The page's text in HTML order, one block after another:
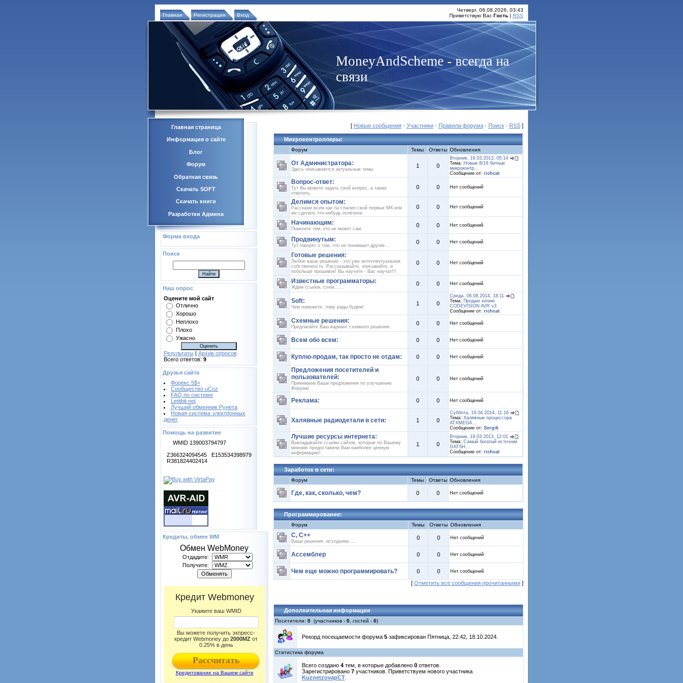
Главная Регистрация Вход
Четверг, 06.08.2026, 03:43
Приветствую Вас Гость| RSS
MoneyAndScheme - всегда на
связи
Главная страница
Информация о сайте
Блог
Форум
Обратная связь
Скачать SOFT
Скачать книги
Разработки Админа
Форма входа
Поиск
Наш опрос
Оцените мой сайт
Отлично
Хорошо
Неплохо
Плохо
Ужасно
Результаты| Архив опросов
Всего ответов: 9
Друзья сайта
Форекс 5$+
Сообщество uCoz
FAQ по системе
Letitbit.net
Лучший обменник Рунета
Новая cистема электронных
денег
Помощь на развитие
WMID 139003794797
Z366324094545 E153534398979
R381824402414
Кредиты, обмен WM
Обмен WebMoney
Отдадите:
Получите:
[ Новые сообщения· Участники· Правила форума· Поиск· RSS]
Микроконтроллеры:
Форум Темы Ответы Обновления
От Администратора:
Здесь описываются актуальные темы
1 0
Вторник, 19.03.2013, 05:14
Тема: Новые 8/16 битные
микроконтр...
Сообщение от: richcat
Вопрос-ответ:
Тут Вы можете задать свой вопрос, а также
ответить.
0 0 Нет сообщений
Делимся опытом:
Расскажи всем как ты спалил свой первых МК или
же сделать что-нибудь полезное.
0 0 Нет сообщений
Начинающим:
Помогите тем, кто не может сам.
0 0 Нет сообщений
Продвинутым:
Тут говорят о том, что не понимают другие...
0 0 Нет сообщений
Готовые решения:
Любое ваше решение - это уже интеллектуальная
собственность. Рассказывайте, описывайте, и
побольше прошивок! Вы научите - Вас научат!!!
0 0 Нет сообщений
Известные программаторы:
Ждем ссылок, схем......
0 0 Нет сообщений
Soft:
Чем поможете, тому рады будем!
1 0
Среда, 06.08.2014, 18:11
Тема: Продаю копию
CODEVISION AVR v3
Сообщение от: richcat
Схемные решения:
Предлагайте Ваш вариант схемного решения.
0 0 Нет сообщений
Всем обо всем: 0 0 Нет сообщений
Куплю-продам, так просто не отдам: 0 0 Нет сообщений
Предложения посетителей и
пользователей:
Принимаем Ваши предложения по улучшению
Форума!
0 0 Нет сообщений
Реклама: 0 0 Нет сообщений
Халявные радиодетали в сети: 1 0
Суббота, 19.04.2014, 11:16
Тема: Халявные процессора
ATXMEGA ...
Сообщение от: Sergik
Лучшие ресурсы интернета:
Выкладывайте ссылки сайтов, которые по Вашему
мнению предоставили Вам наиболее ценную
информацию!
1 0
Вторник, 19.03.2013, 12:01
Тема: Самый богатый источник
DATSH...
Сообщение от: richcat
Заработок в сети:
Форум Темы Ответы Обновления
Где, как, сколько, чем? 0 0 Нет сообщений
Программирование:
Форум Темы Ответы Обновления
С, С++
Ваши решения, исходники.....
0 0 Нет сообщений
Ассемблер 0 0 Нет сообщений
Чем еще можно программировать? 0 0 Нет сообщений
[ Отметить все сообщения прочитанными]
Дополнительная информация
Посетители: 0(участников - 0, гостей - 0)
Рекорд посещаемости форума 5зафиксирован Пятница, 22:42, 18.10.2024.
Статистика форума
Всего создано 4тем, в которые добавлено 0ответов.
Зарегистрировано 7участников. Приветствуем нового участника
KuznetzovapCT.